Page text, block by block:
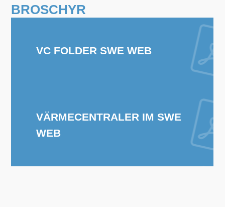
BROSCHYR
VC FOLDER SWE WEB
VÄRMECENTRALER IM SWE
WEB